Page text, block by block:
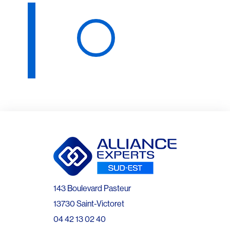
143 Boulevard Pasteur
13730 Saint-Victoret
04 42 13 02 40